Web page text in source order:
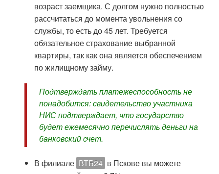
возраст заемщика. С долгом нужно полностью
рассчитаться до момента увольнения со
службы, то есть до 45 лет. Требуется
обязательное страхование выбранной
квартиры, так как она является обеспечением
по жилищному займу.
Подтверждать платежеспособность не
понадобится: свидетельство участника
НИС подтверждает, что государство
будет ежемесячно перечислять деньги на
банковский счет.
В филиале ВТБ24 в Пскове вы можете